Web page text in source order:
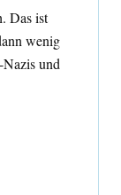
Das ist
wenig
und